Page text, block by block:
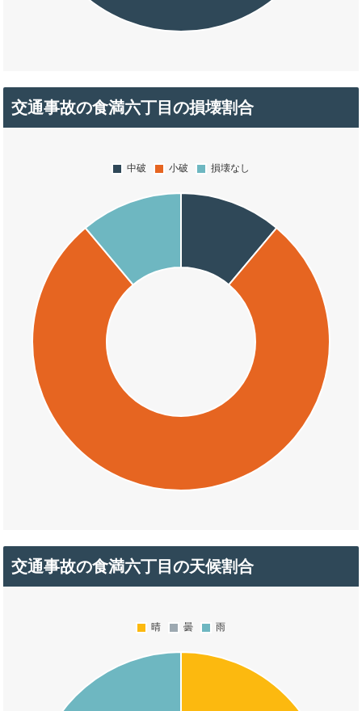
交通事故の食満六丁目の損壊割合
交通事故の食満六丁目の天候割合